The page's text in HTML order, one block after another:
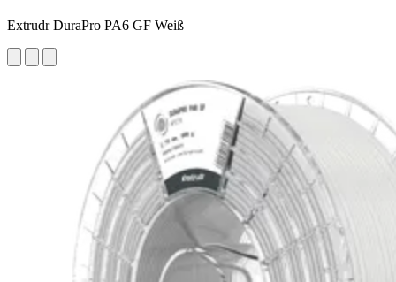
Extrudr DuraPro PA6 GF Weiß